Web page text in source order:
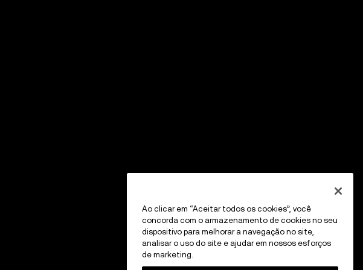
Ao clicar em “Aceitar todos os cookies”, você
concorda com o armazenamento de cookies no seu
dispositivo para melhorar a navegação no site,
analisar o uso do site e ajudar em nossos esforços
de marketing.